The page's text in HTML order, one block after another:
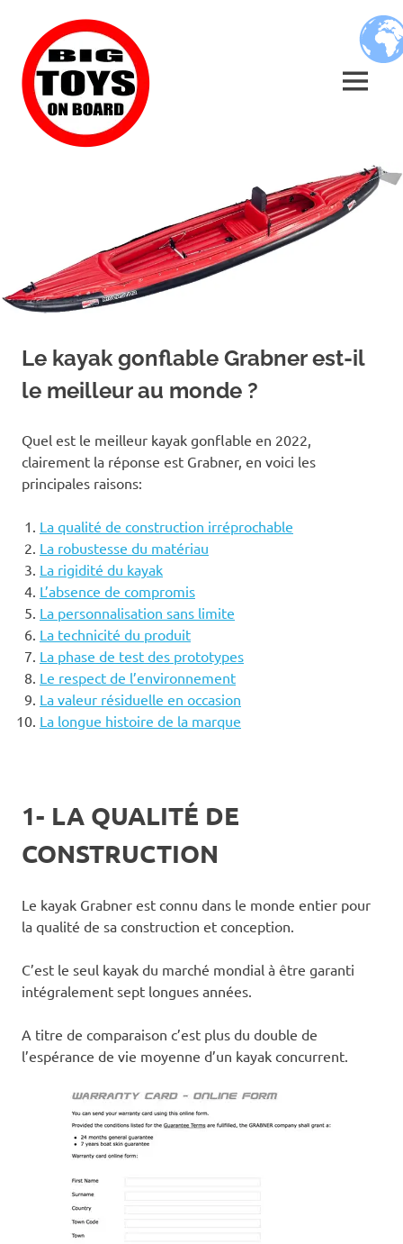
content
MENU
Le kayak gonflable Grabner est-il
le meilleur au monde ?
Quel est le meilleur kayak gonflable en 2022,
clairement la réponse est Grabner, en voici les
principales raisons:
La qualité de construction irréprochable
La robustesse du matériau
La rigidité du kayak
L’absence de compromis
La personnalisation sans limite
La technicité du produit
La phase de test des prototypes
Le respect de l’environnement
La valeur résiduelle en occasion
La longue histoire de la marque
1- LA QUALITÉ DE
CONSTRUCTION
Le kayak Grabner est connu dans le monde entier pour
la qualité de sa construction et conception.
C’est le seul kayak du marché mondial à être garanti
intégralement sept longues années.
A titre de comparaison c’est plus du double de
l’espérance de vie moyenne d’un kayak concurrent.